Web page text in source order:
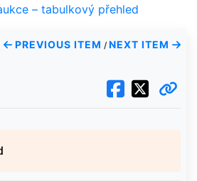
– tabulkový přehled
PREVIOUS ITEM / NEXT ITEM